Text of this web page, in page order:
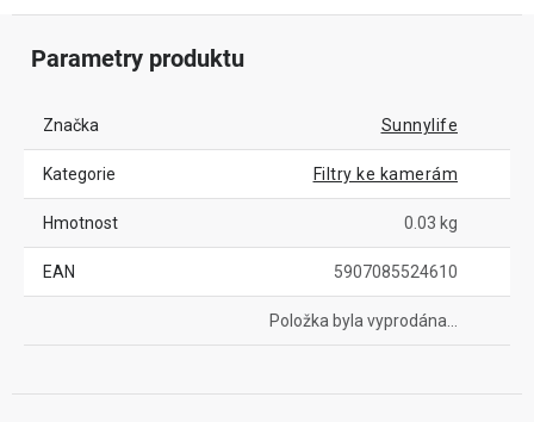
Parametry produktu
Značka Sunnylife
Kategorie Filtry ke kamerám
Hmotnost 0.03 kg
EAN 5907085524610
Položka byla vyprodána…